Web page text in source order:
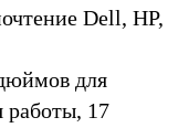
Dell, HP,
для
работы, 17